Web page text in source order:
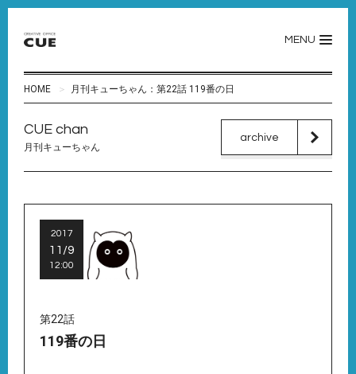
MENU
HOME 月刊キューちゃん：第22話 119番の日
CUE chan
月刊キューちゃん
archive
2017
11/9
12:00
第22話
119番の日